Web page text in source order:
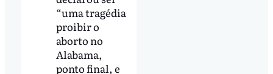
“uma tragédia
proibir o
aborto no
Alabama,
ponto final, e